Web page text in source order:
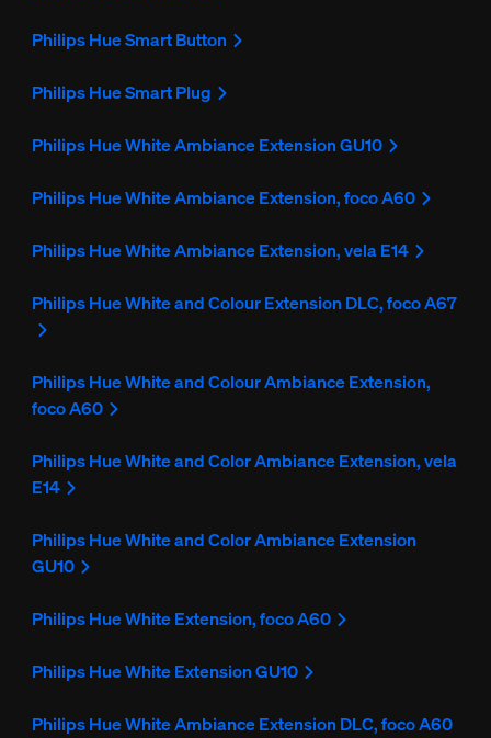
Philips Hue Smart Button
Philips Hue Smart Plug
Philips Hue White Ambiance Extension GU10
Philips Hue White Ambiance Extension, foco A60
Philips Hue White Ambiance Extension, vela E14
Philips Hue White and Colour Extension DLC, foco A67
Philips Hue White and Colour Ambiance Extension,
foco A60
Philips Hue White and Color Ambiance Extension, vela
E14
Philips Hue White and Color Ambiance Extension
GU10
Philips Hue White Extension, foco A60
Philips Hue White Extension GU10
Philips Hue White Ambiance Extension DLC, foco A60